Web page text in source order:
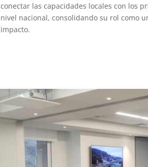
conectar las capacidades locales con los
nivel nacional, consolidando su rol como
impacto.